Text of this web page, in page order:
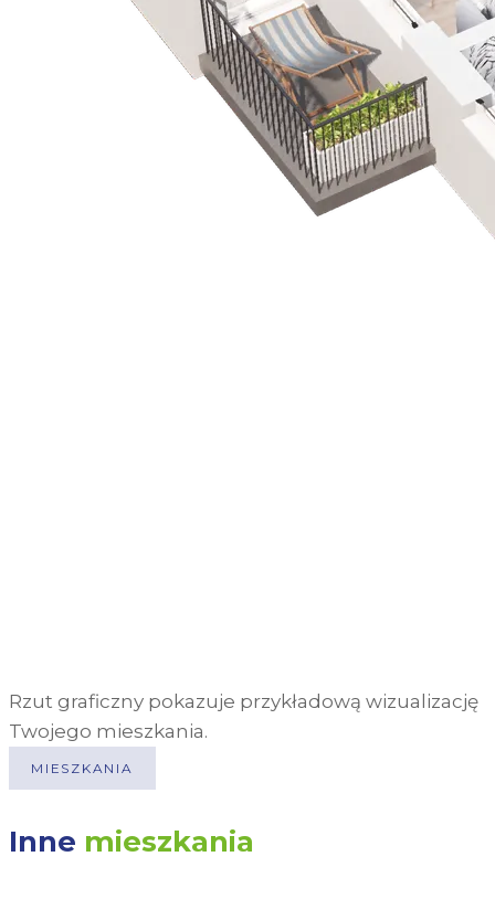
Rzut graficzny pokazuje przykładową wizualizację
Twojego mieszkania.
MIESZKANIA
Inne mieszkania